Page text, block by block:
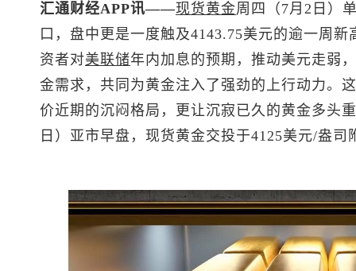
汇通财经APP讯——现货黄金周四（7月2日）
口，盘中更是一度触及4143.75美元的逾一周新
资者对美联储年内加息的预期，推动美元走弱
金需求，共同为黄金注入了强劲的上行动力。
价近期的沉闷格局，更让沉寂已久的黄金多头
日）亚市早盘， 现货黄金交投于4125美元/盎司